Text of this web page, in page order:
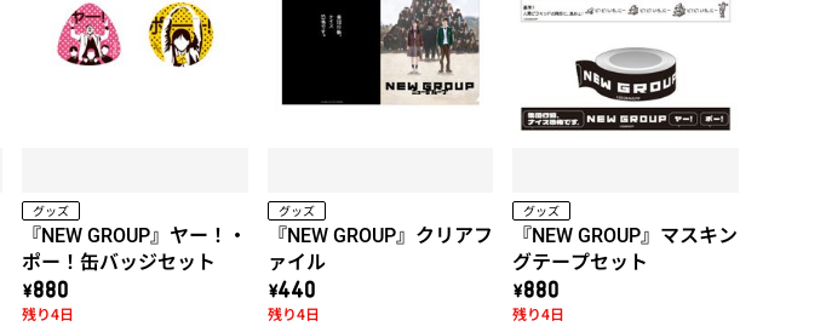
グッズ
『NEW GROUP』ヤー！・
ポー！缶バッジセット
\880
残り4日
グッズ
『NEW GROUP』クリアフ
ァイル
\440
残り4日
グッズ
『NEW GROUP』マスキン
グテープセット
\880
残り4日